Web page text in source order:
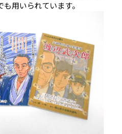
用いられています。